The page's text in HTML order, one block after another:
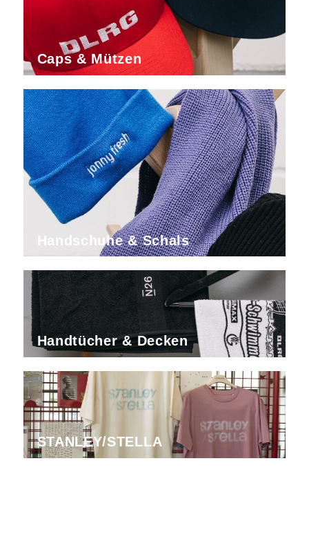
Caps & Mützen
Handschuhe & Schals
Handtücher & Decken
STANLEY/STELLA